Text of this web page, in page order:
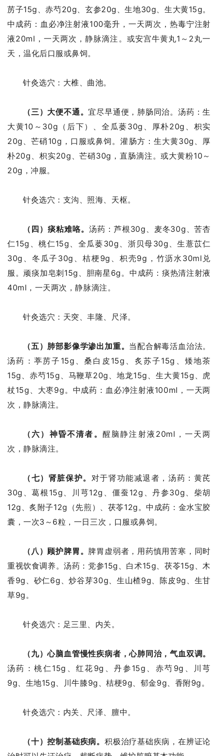
苈子15g、赤芍20g、玄参20g、生地30g、生大黄15g。
中成药：血必净注射液100毫升，一天两次，热毒宁注射
液20ml，一天两次，静脉滴注。或安宫牛黄丸1～2丸一
天，温化后口服或鼻饲。
针灸选穴：大椎、曲池。
（三）大便不通。宜尽早通便，肺肠同治。汤药：生
大黄10～30g（后下）、全瓜蒌30g、厚朴20g、枳实
20g、芒硝10g，口服或鼻饲。灌肠方：生大黄30g、厚
朴20g、枳实20g、芒硝30g，直肠滴注。或大黄粉10～
20g，冲服。
针灸选穴：支沟、照海、天枢。
（四）痰粘难咯。 汤药：芦根30g、麦冬30g、苦杏
仁15g、桃仁15g、全瓜蒌30g、浙贝母30g、生薏苡仁
30g、冬瓜子30g、桔梗9g、枳壳9g，竹沥水30ml兑
服。顽痰加皂刺15g、胆南星6g。中成药：痰热清注射液
40ml，一天两次，静脉滴注。
针灸选穴：天突、丰隆、尺泽。
（五）肺部影像学渗出加重。 当配合解毒活血治法。
汤药：葶苈子15g、桑白皮15g、炙苏子15g、矮地茶
15g、赤芍15g、马鞭草20g、地龙15g、生大黄15g、虎
杖15g、大枣9g。中成药：血必净注射液100ml，一天两
次，静脉滴注。
（六）神昏不清者。 醒脑静注射液20ml，一天两
次，静脉滴注。
（七）肾脏保护。 对于肾功能减退者，汤药：黄芪
30g、葛根15g、川芎12g、僵蚕12g、丹参30g、柴胡
12g、炙附子12g（先煎）、茯苓12g。中成药：金水宝胶
囊，一次3～6粒，一日三次，口服或鼻饲。
（八）顾护脾胃。 脾胃虚弱者，用药慎用苦寒，同时
重视饮食调养。汤药：党参15g、白术15g、茯苓15g、木
香9g、砂仁6g、炒谷芽30g、生山楂9g、陈皮9g、生甘
草9g。
针灸选穴：足三里、内关。
（九）心脑血管慢性疾病者，心肺同治，气血双调。
汤药：桃仁15g、红花9g、丹参15g、赤芍9g、川芎
9g、生地15g、川牛膝9g、桔梗9g、郁金9g、香附9g。
针灸选穴：内关、尺泽、膻中。
（十）控制基础疾病。 积极治疗基础疾病，在辨证论